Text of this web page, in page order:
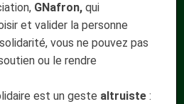
GNafron, qui
et valider la personne
vous ne pouvez pas
ou le rendre
est un geste altruiste :